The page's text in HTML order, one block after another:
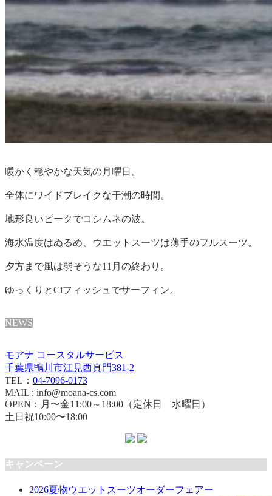
暖かく穏やかな天気の月曜日。
全体にワイドブレイクな干潮の時間。
地形良いピークでコシムネの波。
海水温度はぬるめ、ウエットスーツは薄手のフルスーツ。
夕方まで風は弱そうな11月の終わり。
ゆっくりとCiフィッシュでサーフィン。
NEWS
モアナ コースタルサービス
千葉県鴨川市江見西真門381-2
TEL： 04-7096-0173
MAIL : info@moana-cs.com
OPEN：月〜金11:00～18:00（定休日 水曜日）
土日祝10:00〜18:00
キャンペーン
2026夏物ウエットスーツオーダーフェアー